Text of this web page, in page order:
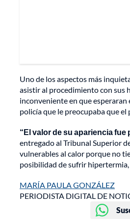
Uno de los aspectos más
asistir al procedimiento con sus
inconveniente en que esperaran
policía que le preocupaba que
“El valor de su apariencia
entregado al Tribunal Superior
vulnerables al calor porque no
posibilidad de sufrir
MARÍA PAULA GONZÁLEZ
PERIODISTA DIGITAL DE